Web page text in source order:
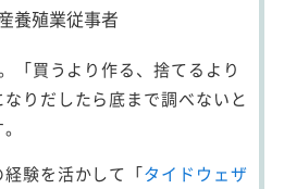
養殖業従事者
「買うより作る、捨てるより
りだしたら底まで調べないと
験を活かして「タイドウェザ